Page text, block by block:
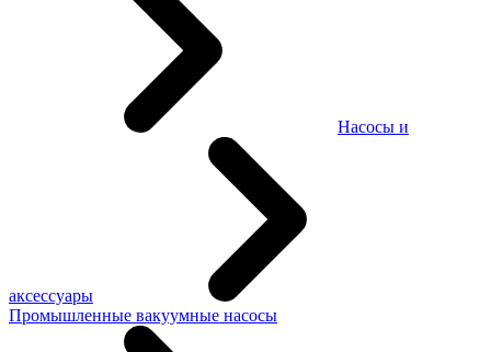
Насосы и
аксессуары
Промышленные вакуумные насосы